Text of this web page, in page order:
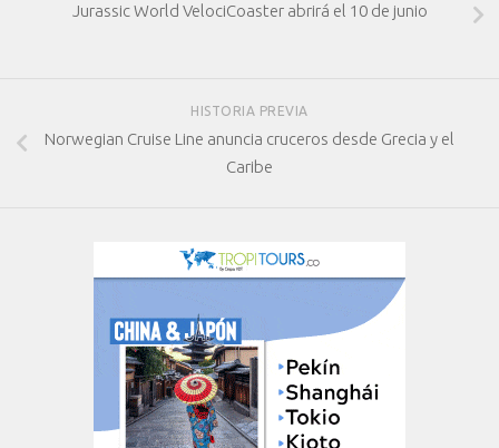
Jurassic World VelociCoaster abrirá el 10 de junio
HISTORIA PREVIA
Norwegian Cruise Line anuncia cruceros desde Grecia y el
Caribe